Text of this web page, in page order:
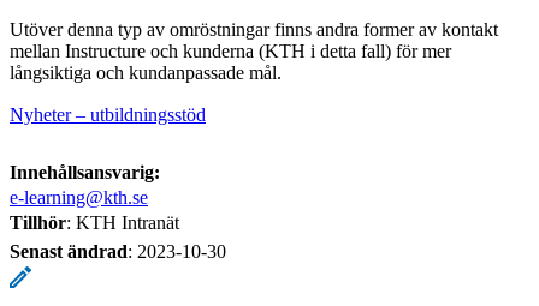
Utöver denna typ av omröstningar finns andra former av kontakt
mellan Instructure och kunderna (KTH i detta fall) för mer
långsiktiga och kundanpassade mål.
Nyheter – utbildningsstöd
Innehållsansvarig:
e-learning@kth.se
Tillhör: KTH Intranät
Senast ändrad: 2023-10-30